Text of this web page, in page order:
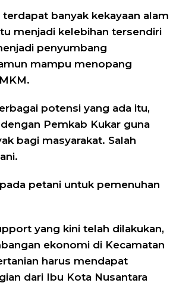
banyak kekayaan alam
menjadi kelebihan tersendiri
penyumbang
mampu menopang
potensi yang ada itu,
Pemkab Kukar guna
bagi masyarakat. Salah
petani untuk pemenuhan
yang kini telah dilakukan,
ekonomi di Kecamatan
harus mendapat
dari Ibu Kota Nusantara